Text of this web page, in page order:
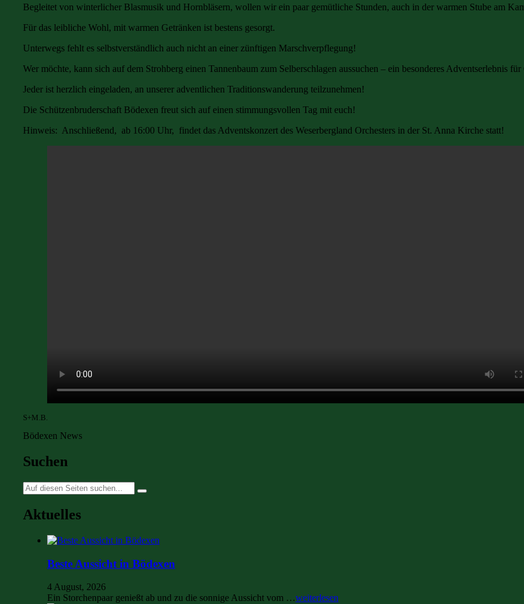
Begleitet von winterlicher Blasmusik und Hornbläsern, wollen wir ein paar gemütliche Stunden, auch in der warmen Stube am
Für das leibliche Wohl, mit warmen Getränken ist bestens gesorgt.
Unterwegs fehlt es selbstverständlich auch nicht an einer zünftigen Marschverpflegung!
Wer möchte, kann sich auf dem Strohberg einen Tannenbaum zum Selberschlagen aussuchen – ein besonderes Adventserlebnis
Jeder ist herzlich eingeladen, an unserer adventlichen Traditionswanderung teilzunehmen!
Die Schützenbruderschaft Bödexen freut sich auf einen stimmungsvollen Tag mit euch!
Hinweis: Anschließend, ab 16:00 Uhr, findet das Adventskonzert des Weserbergland Orchesters in der St. Anna Kirche statt!
S+M.B.
Bödexen News
Suchen
Suche
nach:
Aktuelles
Beste Aussicht in Bödexen
4 August, 2026
Ein Storchenpaar genießt ab und zu die sonnige Aussicht vom …weiterlesen